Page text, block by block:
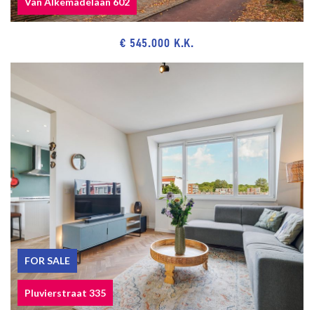
NVM model deed applicable.
Shops at het De Savornin Lohmanplein, Alphons Diepenbrockhof,
Meer en Bos, Bosjes van Pex, dunes, beach and sea, Boulevard of
Public transport (RandstadRail Line 3, Bus 23 and 24) and main
roads through Westland Road and Hubertustunnel.
Close to European- and International School of The Hague, various
schools and sport facilities.
The measurement instruction is based on NEN2580. The
measurement instruction is intended to apply a more uniform way
of measuring for giving an indication of the use surface. The
measurement instruction can not completely close differences in
measurement results, for example by differences in interpretation,
€ 545.000 K.K.
FOR SALE
Pluvierstraat 335